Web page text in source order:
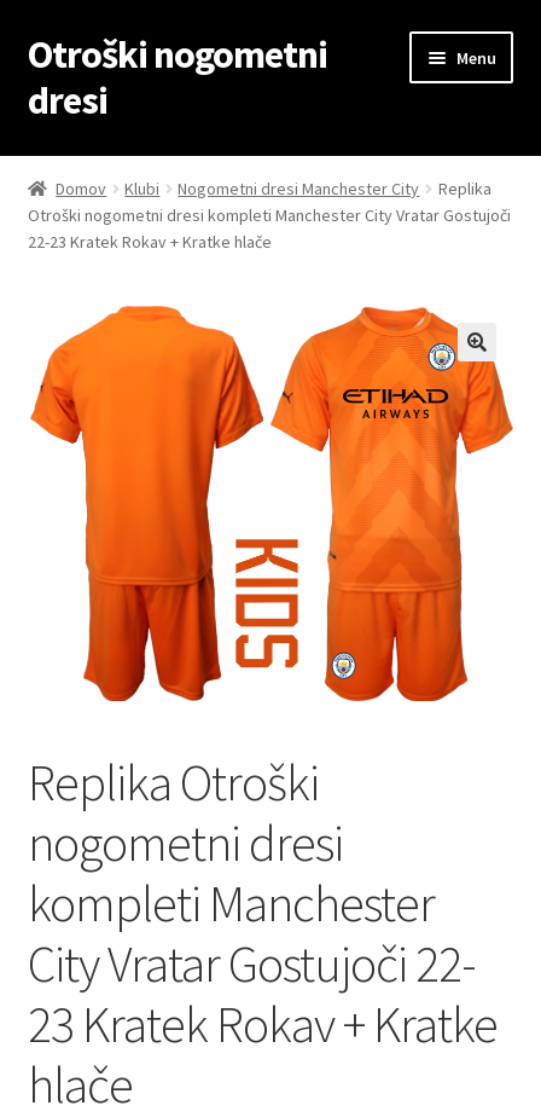
Skip
to
navigation
Skip
to
content
Otroški nogometni
dresi
Menu
Domov
Blog
Košarica
Moj račun
Trgovina
Zaključek nakupa
Domov Klubi Nogometni dresi Manchester City
Replika
Otroški nogometni dresi kompleti Manchester City Vratar Gostujoči
22-23 Kratek Rokav + Kratke hlače
Replika Otroški
nogometni dresi
kompleti Manchester
City Vratar Gostujoči 22-
23 Kratek Rokav + Kratke
hlače